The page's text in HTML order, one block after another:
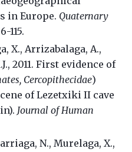
in Europe. Quaternary
115.
X., Arrizabalaga, A.,
2011. First evidence of
Cercopithecidae)
of Lezetxiki II cave
Journal of Human
N., Murelaga, X.,